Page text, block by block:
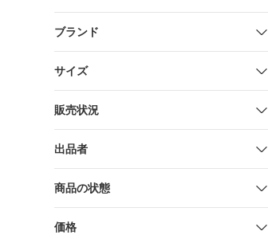
ブランド
サイズ
販売状況
出品者
商品の状態
価格